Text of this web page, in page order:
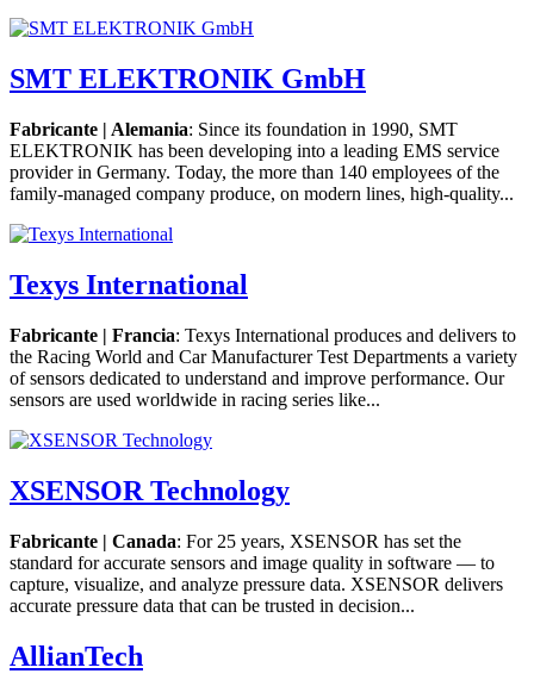
SMT ELEKTRONIK GmbH
Fabricante | Alemania: Since its foundation in 1990, SMT
ELEKTRONIK has been developing into a leading EMS service
provider in Germany. Today, the more than 140 employees of the
family-managed company produce, on modern lines, high-quality...
Texys International
Fabricante | Francia: Texys International produces and delivers to
the Racing World and Car Manufacturer Test Departments a variety
of sensors dedicated to understand and improve performance. Our
sensors are used worldwide in racing series like...
XSENSOR Technology
Fabricante | Canada: For 25 years, XSENSOR has set the
standard for accurate sensors and image quality in software — to
capture, visualize, and analyze pressure data. XSENSOR delivers
accurate pressure data that can be trusted in decision...
AllianTech